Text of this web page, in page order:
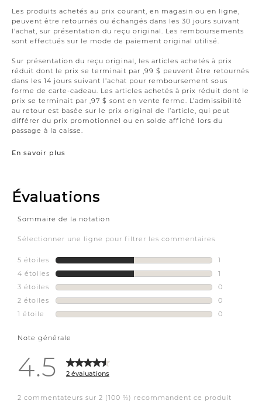
Les produits achetés au prix courant, en magasin ou en ligne,
peuvent être retournés ou échangés dans les 30 jours suivant
l’achat, sur présentation du reçu original. Les remboursements
sont effectués sur le mode de paiement original utilisé.
Sur présentation du reçu original, les articles achetés à prix
réduit dont le prix se terminait par ,99 $ peuvent être retournés
dans les 14 jours suivant l’achat pour remboursement sous
forme de carte-cadeau. Les articles achetés à prix réduit dont le
prix se terminait par ,97 $ sont en vente ferme. L’admissibilité
au retour est basée sur le prix original de l’article, qui peut
différer du prix promotionnel ou en solde affiché lors du
passage à la caisse.
En savoir plus